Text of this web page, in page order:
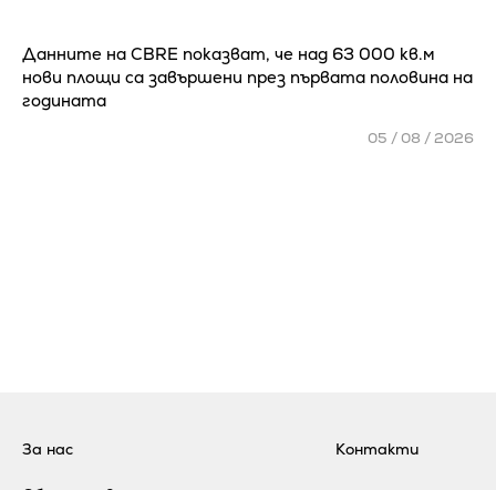
Данните на CBRE показват, че над 63 000 кв.м
нови площи са завършени през първата половина на
годината
05 / 08 / 2026
За нас Контакти